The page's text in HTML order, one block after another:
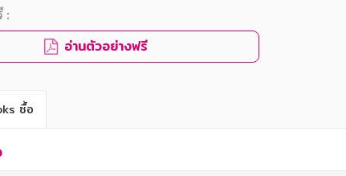
:
อ่านตัวอย่างฟรี
ซื้อ